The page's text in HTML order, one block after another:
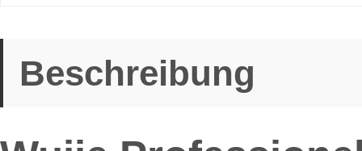
Beschreibung